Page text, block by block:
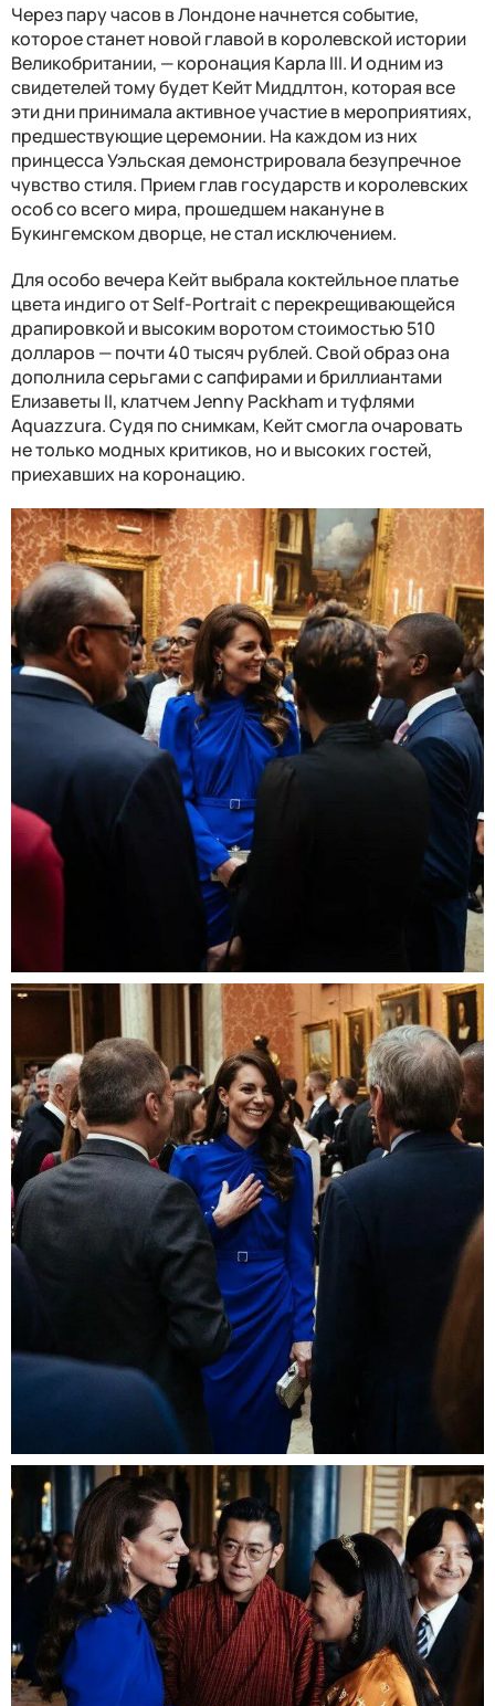
Через пару часов в Лондоне начнется событие,
которое станет новой главой в королевской истории
Великобритании, — коронация Карла III. И одним из
свидетелей тому будет Кейт Миддлтон, которая все
эти дни принимала активное участие в мероприятиях,
предшествующие церемонии. На каждом из них
принцесса Уэльская демонстрировала безупречное
чувство стиля. Прием глав государств и королевских
особ со всего мира, прошедшем накануне в
Букингемском дворце, не стал исключением.
Для особо вечера Кейт выбрала коктейльное платье
цвета индиго от Self-Portrait с перекрещивающейся
драпировкой и высоким воротом стоимостью 510
долларов — почти 40 тысяч рублей. Свой образ она
дополнила серьгами с сапфирами и бриллиантами
Елизаветы II, клатчем Jenny Packham и туфлями
Aquazzura. Судя по снимкам, Кейт смогла очаровать
не только модных критиков, но и высоких гостей,
приехавших на коронацию.